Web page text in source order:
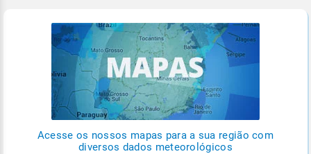
Acesse os nossos mapas para a sua região com
diversos dados meteorológicos